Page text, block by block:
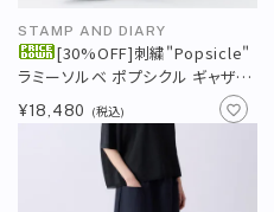
STAMP AND DIARY
[30%OFF]刺繍"Popsicle"
ラミーソルベ ポプシクル ギャザー
スカート82cm丈
¥18,480 (税込)